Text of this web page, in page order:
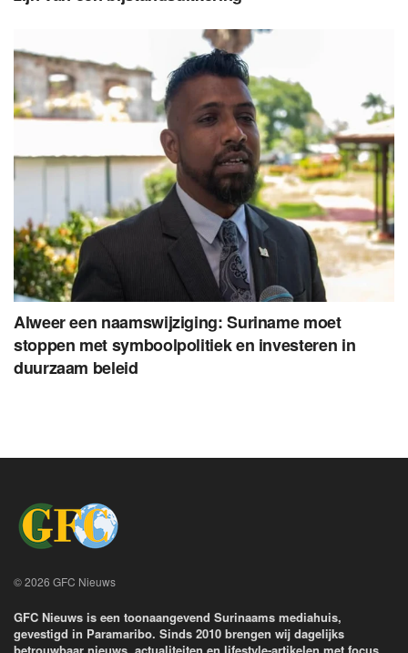
Alweer een naamswijziging: Suriname moet
stoppen met symboolpolitiek en investeren in
duurzaam beleid
© 2026 GFC Nieuws
GFC Nieuws is een toonaangevend Surinaams mediahuis,
gevestigd in Paramaribo. Sinds 2010 brengen wij dagelijks